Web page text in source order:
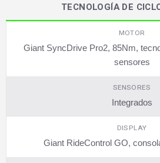
TECNOLOGÍA DE
MOTOR
Giant SyncDrive Pro2, 85Nm,
sensores
SENSORES
Integrados
DISPLAY
Giant RideControl GO,